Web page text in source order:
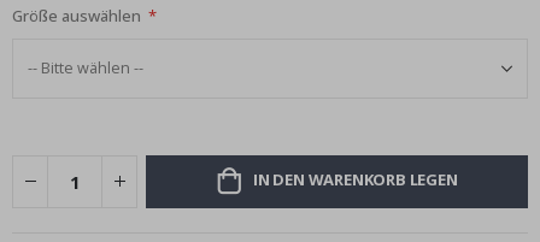
Größe auswählen
IN DEN WARENKORB LEGEN